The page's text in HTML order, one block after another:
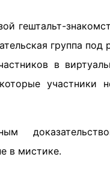
гештальт-
группа
в
участники
в мистике.